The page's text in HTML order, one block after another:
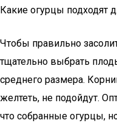
Какие огурцы подходят
Чтобы правильно
тщательно выбрать
среднего размера.
желтеть, не подойдут.
что собранные огурцы,